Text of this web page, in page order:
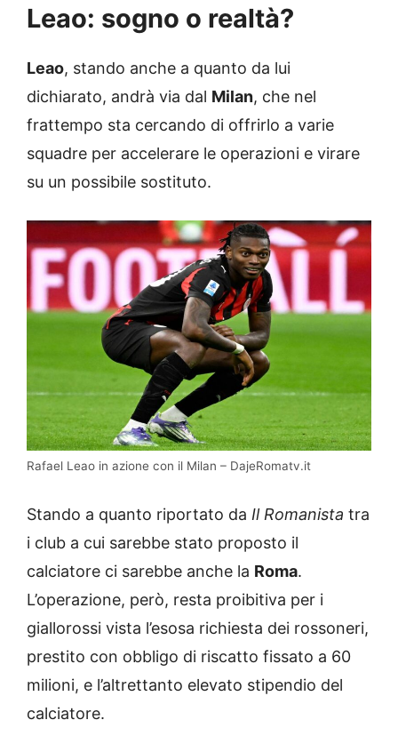
Leao: sogno o realtà?
Leao, stando anche a quanto da lui
dichiarato, andrà via dal Milan, che nel
frattempo sta cercando di offrirlo a varie
squadre per accelerare le operazioni e virare
su un possibile sostituto.
Rafael Leao in azione con il Milan – DajeRomatv.it
Stando a quanto riportato da Il Romanista tra
i club a cui sarebbe stato proposto il
calciatore ci sarebbe anche la Roma.
L’operazione, però, resta proibitiva per i
giallorossi vista l’esosa richiesta dei rossoneri,
prestito con obbligo di riscatto fissato a 60
milioni, e l’altrettanto elevato stipendio del
calciatore.